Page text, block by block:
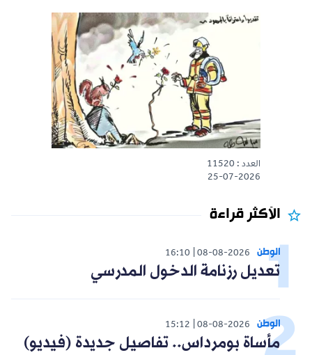
العدد : 11520
25-07-2026
الأكثر قراءة
الوطن 08-08-2026
16:10
تعديل رزنامة الدخول المدرسي
الوطن 08-08-2026
15:12
مأساة بومرداس.. تفاصيل جديدة (فيديو)